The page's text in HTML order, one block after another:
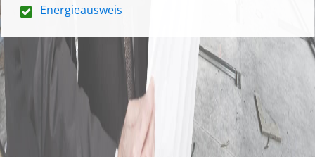
Energieausweis